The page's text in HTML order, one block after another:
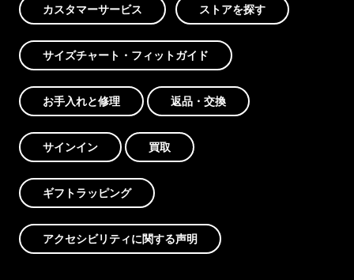
カスタマーサービス ストアを探す
サイズチャート・フィットガイド
お手入れと修理 返品・交換
サインイン 買取
ギフトラッピング
アクセシビリティに関する声明